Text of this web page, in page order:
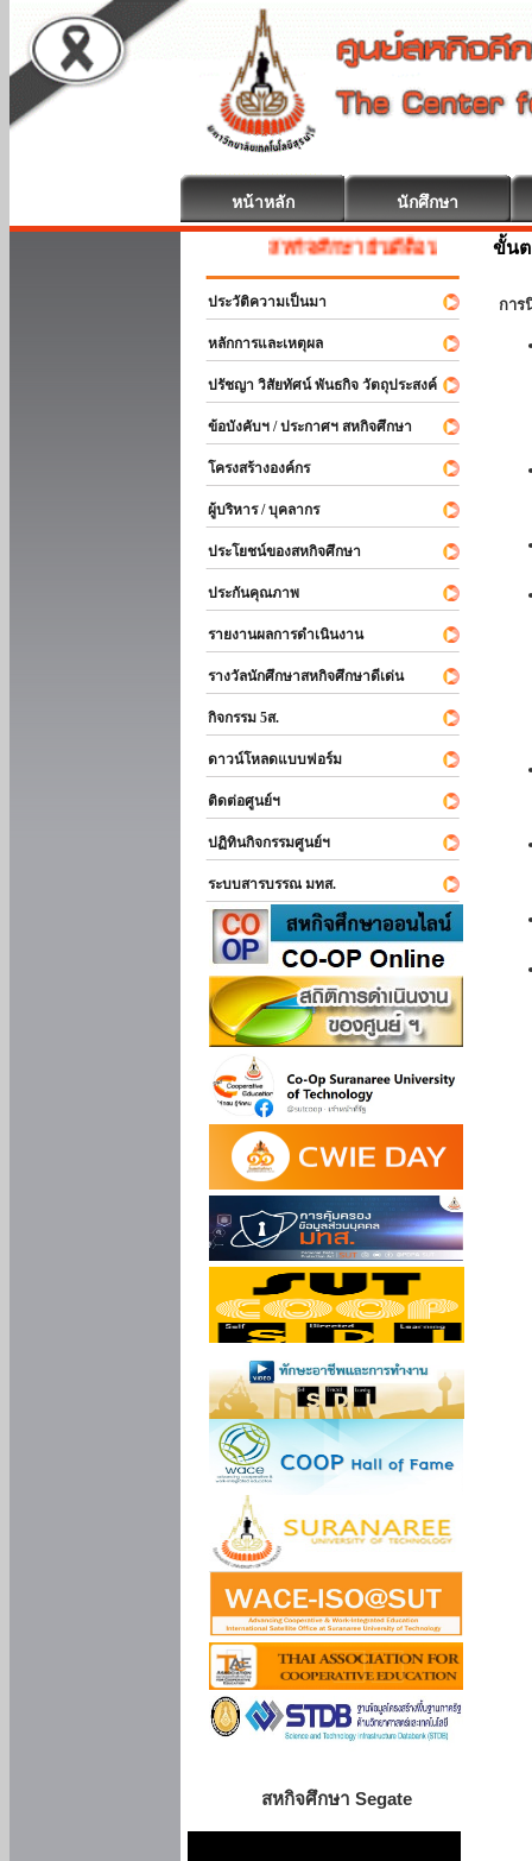
หน้าหลัก นักศึกษา
สหกิจศึกษา ยินดีต้อนรับ
ประวัติความเป็นมา
หลักการและเหตุผล
ปรัชญา วิสัยทัศน์ พันธกิจ วัตถุประสงค์
ข้อบังคับฯ / ประกาศฯ สหกิจศึกษา
โครงสร้างองค์กร
ผู้บริหาร / บุคลากร
ประโยชน์ของสหกิจศึกษา
ประกันคุณภาพ
รายงานผลการดำเนินงาน
รางวัลนักศึกษาสหกิจศึกษาดีเด่น
กิจกรรม 5ส.
ดาวน์โหลดแบบฟอร์ม
ติดต่อศูนย์ฯ
ปฏิทินกิจกรรมศูนย์ฯ
ระบบสารบรรณ มทส.
สหกิจศึกษา Segate
ขั้นต
การ